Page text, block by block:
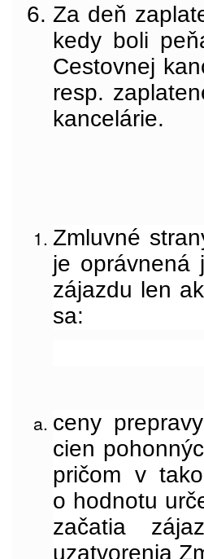
Za deň
kedy boli
Cestovnej
resp.
kancelárie.
Zmluvné
je oprávnená
zájazdu len
sa:
ceny
cien
pričom v
o hodnotu
začatia
uzatvorenia